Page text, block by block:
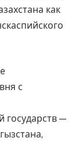
как
с
государств —